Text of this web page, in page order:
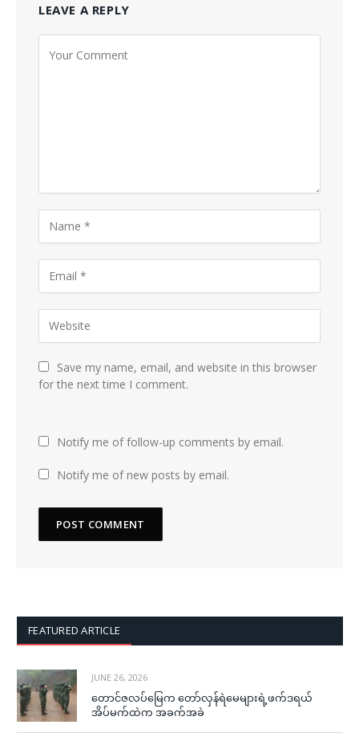
LEAVE A REPLY
Save my name, email, and website in this browser
for the next time I comment.
Notify me of follow-up comments by email.
Notify me of new posts by email.
FEATURED ARTICLE
JUNE 26, 2026
တောင်ဇလပ်မြေက တော်လှန်ရဲမေများရဲ့ဖက်ဒရယ်
အိပ်မက်ထဲက အခက်အခဲ